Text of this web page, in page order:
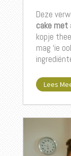
Deze
cake met
kopje
mag ‘ie
Lees